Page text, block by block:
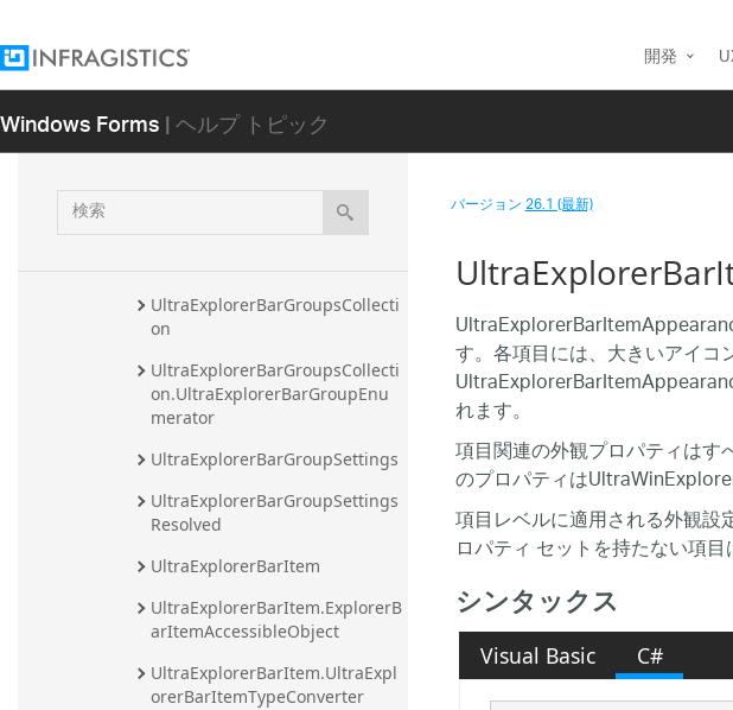
開発
Windows Forms| ヘルプ トピック
検
索
ionPaneHeaderAccessibleObjec
t
UltraExplorerBarGroup.UltraEx
plorerBarGroupTypeConverter
nces
UltraExplorerBarGroupHeaderU
UltraExplorerBarGroupsCollecti
on
UltraExplorerBarGroupsCollecti
on.UltraExplorerBarGroupEnu
merator
UltraExplorerBarGroupSettings
UltraExplorerBarGroupSettings
Resolved
UltraExplorerBarItem
UltraExplorerBarItem.ExplorerB
arItemAccessibleObject
UltraExplorerBarItem.UltraExpl
orerBarItemTypeConverter
バージョン26.1 (最新)
す。各項目には、大きいアイコ
れます。
項目関連の外観プロパティはす
のプロパティは
項目レベルに適用される外観
ロパティ セットを持たない項
シンタックス
Visual Basic C#